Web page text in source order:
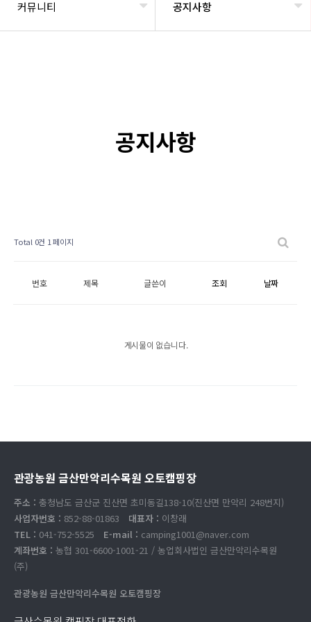
커뮤니티 공지사항
공지사항
Total 0건 1 페이지
번호 제목 글쓴이 조회 날짜
게시물이 없습니다.
관광농원 금산만악리수목원 오토캠핑장
주소 : 충청남도 금산군 진산면 초미동길138-10(진산면 만악리 248번지)
사업자번호 : 852-88-01863 대표자 : 이창래
TEL : 041-752-5525 E-mail : camping1001@naver.com
계좌번호 : 농협 301-6600-1001-21 / 농업회사법인 금산만악리수목원
(주)
관광농원 금산만악리수목원 오토캠핑장